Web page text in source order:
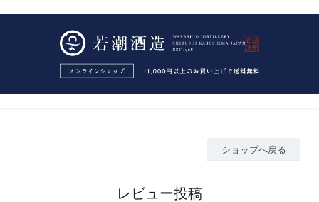
ショップへ戻る
レビュー投稿